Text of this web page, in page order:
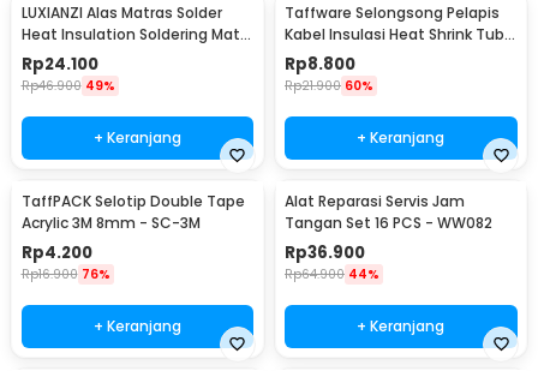
LUXIANZI Alas Matras Solder
Heat Insulation Soldering Mat
340x230mm - S-120B
Rp24.100
Rp46.900 49%
+ Keranjang
Taffware Selongsong Pelapis
Kabel Insulasi Heat Shrink Tube
127 PCS - RSG-AHZ
Rp8.800
Rp21.900 60%
+ Keranjang
TaffPACK Selotip Double Tape
Acrylic 3M 8mm - SC-3M
Rp4.200
Rp16.900 76%
+ Keranjang
Alat Reparasi Servis Jam
Tangan Set 16 PCS - WW082
Rp36.900
Rp64.900 44%
+ Keranjang